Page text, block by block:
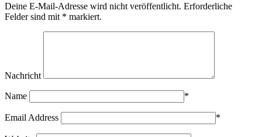
Deine E-Mail-Adresse wird nicht veröffentlicht. Erforderliche
Felder sind mit * markiert.
Nachricht
Name *
Email Address *